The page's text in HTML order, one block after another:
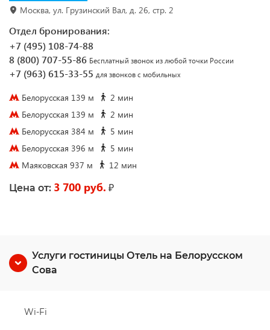
Москва, ул. Грузинский Вал, д. 26, стр. 2
Отдел бронирования:
+7 (495) 108-74-88
8 (800) 707-55-86 Бесплатный звонок из любой точки России
+7 (963) 615-33-55 для звонков с мобильных
Белорусская 139 м
2 мин
Белорусская 139 м
2 мин
Белорусская 384 м
5 мин
Белорусская 396 м
5 мин
Маяковская 937 м
12 мин
Цена от: 3 700 руб. ₽
Услуги гостиницы Отель на Белорусском
Сова
Wi-Fi